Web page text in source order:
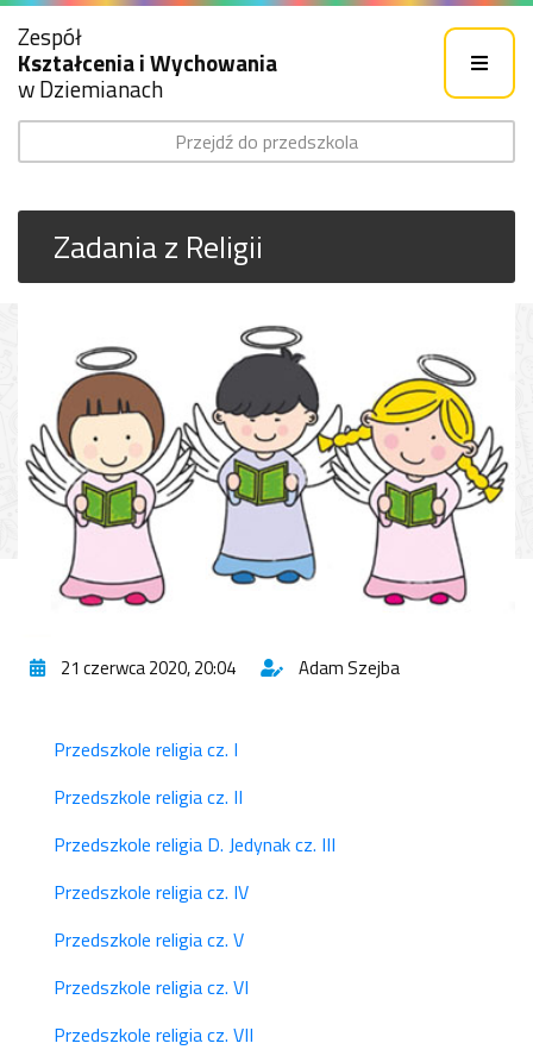
Zespół
Kształcenia i Wychowania
w Dziemianach
Przejdź do przedszkola
Zadania z Religii
21 czerwca 2020, 20:04 Adam Szejba
Przedszkole religia cz. I
Przedszkole religia cz. II
Przedszkole religia D. Jedynak cz. III
Przedszkole religia cz. IV
Przedszkole religia cz. V
Przedszkole religia cz. VI
Przedszkole religia cz. VII